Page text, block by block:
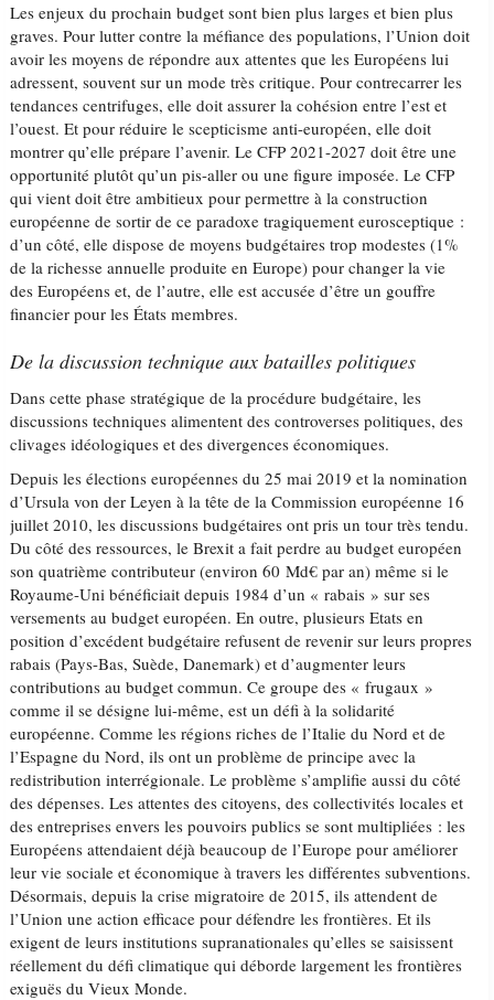
Les enjeux du prochain budget sont bien plus larges et bien plus
graves. Pour lutter contre la méfiance des populations, l’Union doit
avoir les moyens de répondre aux attentes que les Européens lui
adressent, souvent sur un mode très critique. Pour contrecarrer les
tendances centrifuges, elle doit assurer la cohésion entre l’est et
l’ouest. Et pour réduire le scepticisme anti-européen, elle doit
montrer qu’elle prépare l’avenir. Le CFP 2021-2027 doit être une
opportunité plutôt qu’un pis-aller ou une figure imposée. Le CFP
qui vient doit être ambitieux pour permettre à la construction
européenne de sortir de ce paradoxe tragiquement eurosceptique :
d’un côté, elle dispose de moyens budgétaires trop modestes (1%
de la richesse annuelle produite en Europe) pour changer la vie
des Européens et, de l’autre, elle est accusée d’être un gouffre
financier pour les États membres.
De la discussion technique aux batailles politiques
Dans cette phase stratégique de la procédure budgétaire, les
discussions techniques alimentent des controverses politiques, des
clivages idéologiques et des divergences économiques.
Depuis les élections européennes du 25 mai 2019 et la nomination
d’Ursula von der Leyen à la tête de la Commission européenne 16
juillet 2010, les discussions budgétaires ont pris un tour très tendu.
Du côté des ressources, le Brexit a fait perdre au budget européen
son quatrième contributeur (environ 60 Md€ par an) même si le
Royaume-Uni bénéficiait depuis 1984 d’un « rabais » sur ses
versements au budget européen. En outre, plusieurs Etats en
position d’excédent budgétaire refusent de revenir sur leurs propres
rabais (Pays-Bas, Suède, Danemark) et d’augmenter leurs
contributions au budget commun. Ce groupe des « frugaux »
comme il se désigne lui-même, est un défi à la solidarité
européenne. Comme les régions riches de l’Italie du Nord et de
l’Espagne du Nord, ils ont un problème de principe avec la
redistribution interrégionale. Le problème s’amplifie aussi du côté
des dépenses. Les attentes des citoyens, des collectivités locales et
des entreprises envers les pouvoirs publics se sont multipliées : les
Européens attendaient déjà beaucoup de l’Europe pour améliorer
leur vie sociale et économique à travers les différentes subventions.
Désormais, depuis la crise migratoire de 2015, ils attendent de
l’Union une action efficace pour défendre les frontières. Et ils
exigent de leurs institutions supranationales qu’elles se saisissent
réellement du défi climatique qui déborde largement les frontières
exiguës du Vieux Monde.